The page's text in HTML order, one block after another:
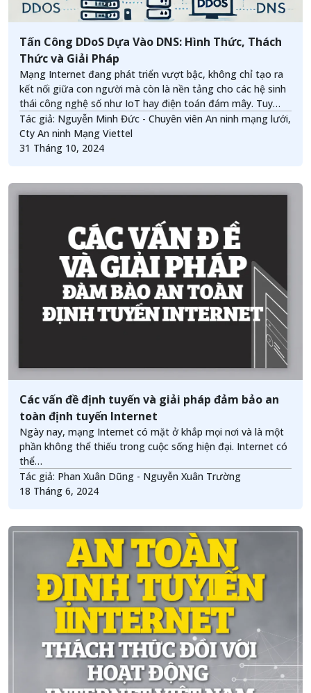
Tấn Công DDoS Dựa Vào DNS: Hình Thức, Thách
Thức và Giải Pháp
Mạng Internet đang phát triển vượt bậc, không chỉ tạo ra
kết nối giữa con người mà còn là nền tảng cho các hệ sinh
thái công nghệ số như IoT hay điện toán đám mây. Tuy
nhiên, cùng với sự phát triển của công nghệ hiện đại là
những thách thức ngày càng gia tăng về an toàn thông
tin, khi giờ đây mọi dữ liệu, hoạt động và dịch vụ đều được
lên như một mối đe dọa lớn.
Tác giả: Nguyễn Minh Đức - Chuyên viên An ninh mạng lưới,
Cty An ninh Mạng Viettel
31 Tháng 10, 2024
Các vấn đề định tuyến và giải pháp đảm bảo an
toàn định tuyến Internet
Ngày nay, mạng Internet có mặt ở khắp mọi nơi và là một
phần không thể thiếu trong cuộc sống hiện đại. Internet có
thể…
Tác giả: Phan Xuân Dũng - Nguyễn Xuân Trường
18 Tháng 6, 2024